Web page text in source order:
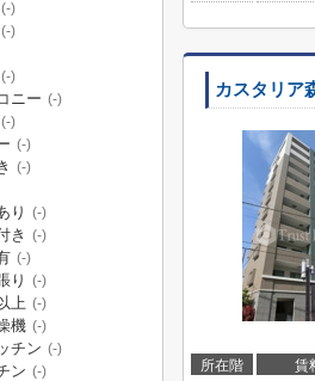
カスタリア
所在階 賃
(-)
(-)
(-)
ニー (-)
(-)
(-)
(-)
り (-)
き (-)
(-)
り (-)
上 (-)
機 (-)
チン (-)
ン (-)